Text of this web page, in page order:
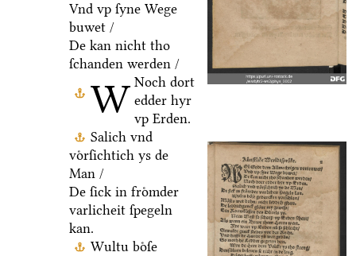
W
Vnd vp ſyne Wege
buwet /
De kan nicht tho
ſchanden werden /
Noch dort
edder hyr
vp Erden.
Salich vnd
voͤrſichtich ys de
Man /
De ſick in froͤmder
varlicheit ſpegeln
kan.
Wultu boͤſe